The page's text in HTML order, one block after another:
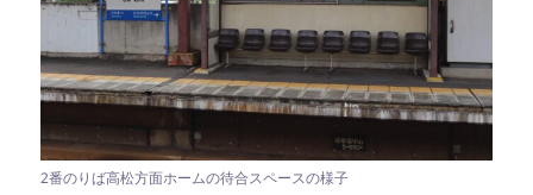
2番のりば高松方面ホームの待合スペースの様子